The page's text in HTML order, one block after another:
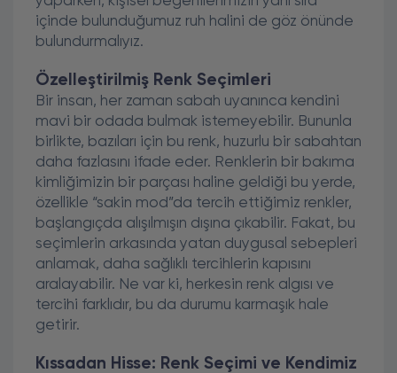
içinde bulunduğumuz ruh halini de göz önünde
bulundurmalıyız.
Özelleştirilmiş Renk Seçimleri
Bir insan, her zaman sabah uyanınca kendini
mavi bir odada bulmak istemeyebilir. Bununla
birlikte, bazıları için bu renk, huzurlu bir sabahtan
daha fazlasını ifade eder. Renklerin bir bakıma
kimliğimizin bir parçası haline geldiği bu yerde,
özellikle “sakin mod”da tercih ettiğimiz renkler,
başlangıçda alışılmışın dışına çıkabilir. Fakat, bu
seçimlerin arkasında yatan duygusal sebepleri
anlamak, daha sağlıklı tercihlerin kapısını
aralayabilir. Ne var ki, herkesin renk algısı ve
tercihi farklıdır, bu da durumu karmaşık hale
getirir.
Kıssadan Hisse: Renk Seçimi ve Kendimiz